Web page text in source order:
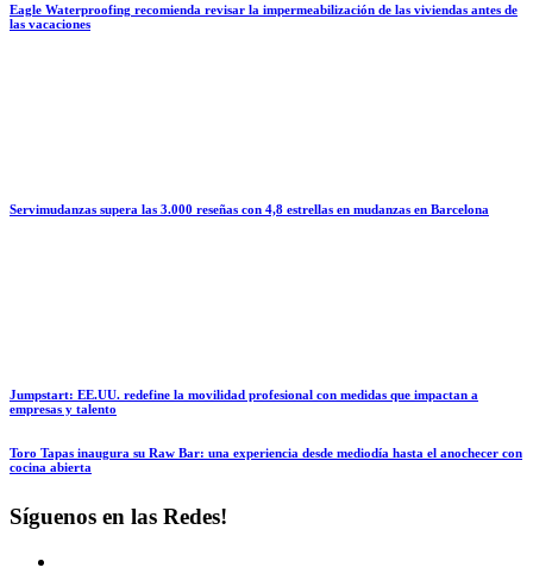
Eagle Waterproofing recomienda revisar la impermeabilización de las viviendas antes de
las vacaciones
Servimudanzas supera las 3.000 reseñas con 4,8 estrellas en mudanzas en Barcelona
Jumpstart: EE.UU. redefine la movilidad profesional con medidas que impactan a
empresas y talento
Toro Tapas inaugura su Raw Bar: una experiencia desde mediodía hasta el anochecer con
cocina abierta
Síguenos en las Redes!